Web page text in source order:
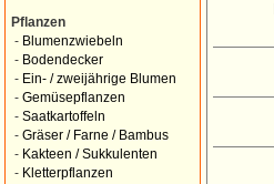
Pflanzen
- Blumenzwiebeln
- Bodendecker
- Ein- / zweijährige Blumen
- Gemüsepflanzen
- Saatkartoffeln
- Gräser / Farne / Bambus
- Kakteen / Sukkulenten
- Kletterpflanzen